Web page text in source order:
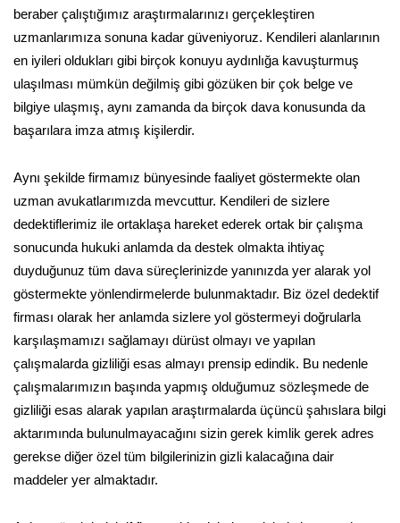
beraber çalıştığımız araştırmalarınızı gerçekleştiren
uzmanlarımıza sonuna kadar güveniyoruz. Kendileri alanlarının
en iyileri oldukları gibi birçok konuyu aydınlığa kavuşturmuş
ulaşılması mümkün değilmiş gibi gözüken bir çok belge ve
bilgiye ulaşmış, aynı zamanda da birçok dava konusunda da
başarılara imza atmış kişilerdir.
Aynı şekilde firmamız bünyesinde faaliyet göstermekte olan
uzman avukatlarımızda mevcuttur. Kendileri de sizlere
dedektiflerimiz ile ortaklaşa hareket ederek ortak bir çalışma
sonucunda hukuki anlamda da destek olmakta ihtiyaç
duyduğunuz tüm dava süreçlerinizde yanınızda yer alarak yol
göstermekte yönlendirmelerde bulunmaktadır. Biz özel dedektif
firması olarak her anlamda sizlere yol göstermeyi doğrularla
karşılaşmamızı sağlamayı dürüst olmayı ve yapılan
çalışmalarda gizliliği esas almayı prensip edindik. Bu nedenle
çalışmalarımızın başında yapmış olduğumuz sözleşmede de
gizliliği esas alarak yapılan araştırmalarda üçüncü şahıslara bilgi
aktarımında bulunulmayacağını sizin gerek kimlik gerek adres
gerekse diğer özel tüm bilgilerinizin gizli kalacağına dair
maddeler yer almaktadır.